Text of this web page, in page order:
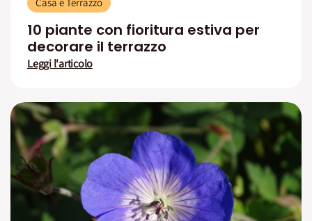
10 piante con fioritura estiva per
decorare il terrazzo
Leggi l'articolo